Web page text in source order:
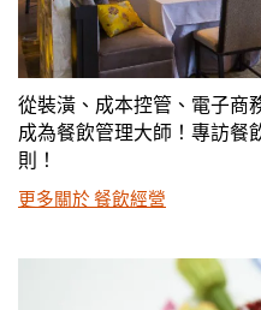
從裝潢、成本控管、電子商
成為餐飲管理大師！專訪餐
則！
更多關於 餐飲經營